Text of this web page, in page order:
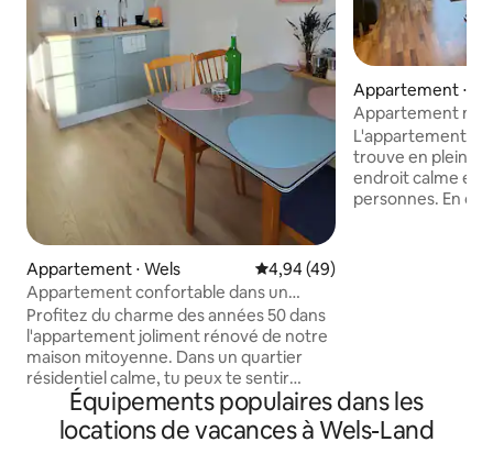
Appartement ⋅ Wels Évaluation moyenne sur la
4,94 (49)
Appartement confortable dans un
endroit calme et climatisé
Profitez du charme des années 50 dans
l'appartement joliment rénové de notre
maison mitoyenne. Dans un quartier
résidentiel calme, tu peux te sentir
comme chez toi. Grâce à une bonne
infrastructure et à un emplacement
central, vous êtes rapidement dans le
Appartement ⋅
Appartement
central calme
L'appartement
trouve en plein
endroit calme et
personnes. En
parc animalier de
de Wels *(à partir
Équipements populaires dans les
locations de vacances à Wels-Land